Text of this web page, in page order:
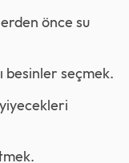
önce su
besinler seçmek.